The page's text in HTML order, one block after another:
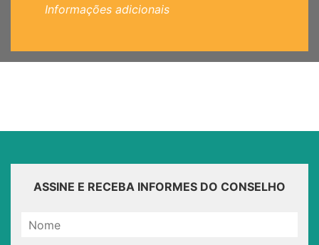
Informações adicionais
ASSINE E RECEBA INFORMES DO CONSELHO